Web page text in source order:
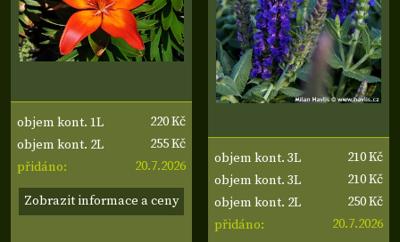
objem kont. 1L
220 Kč
objem kont. 2L
255 Kč
přidáno:
20.7.2026
Zobrazit informace a ceny
objem kont. 3L
210 Kč
objem kont. 3L
210 Kč
objem kont. 2L
250 Kč
přidáno:
20.7.2026